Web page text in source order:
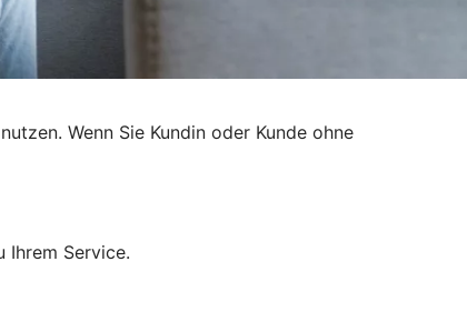
Wenn Sie Kundin oder Kunde ohne
Ihrem Service.